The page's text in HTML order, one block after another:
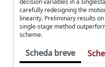
decision variables in a
carefully redesigning the
linearity. Preliminary results
single-stage method
scheme.
Scheda breve